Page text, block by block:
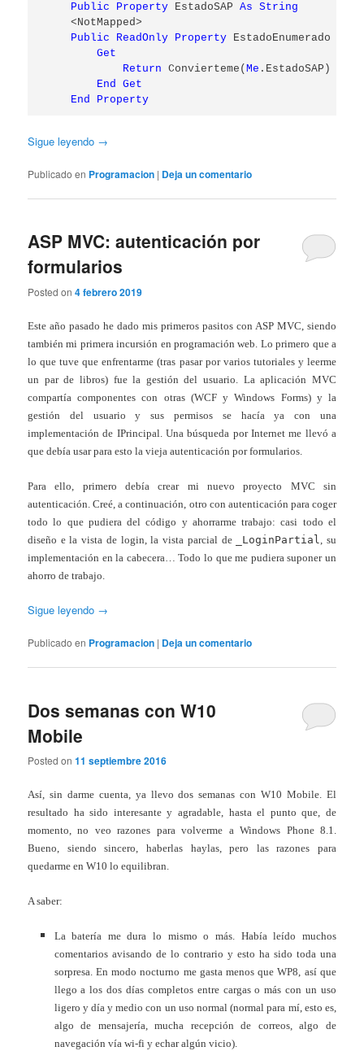
Public
Property EstadoSAP As
String
    <NotMapped>
Public
ReadOnly Property EstadoEnumerado
Get
Return Convierteme(Me .EstadoSAP)
End
Get
End
Property
Sigue leyendo →
Publicado en Programacion | Deja un comentario
ASP MVC: autenticación por
formularios
Posted on4 febrero 2019
Este año pasado he dado mis primeros pasitos con ASP MVC, siendo
también mi primera incursión en programación web. Lo primero que a
lo que tuve que enfrentarme (tras pasar por varios tutoriales y leerme
un par de libros) fue la gestión del usuario. La aplicación MVC
compartía componentes con otras (WCF y Windows Forms) y la
gestión del usuario y sus permisos se hacía ya con una
implementación de IPrincipal. Una búsqueda por Internet me llevó a
que debía usar para esto la vieja autenticación por formularios.
Para ello, primero debía crear mi nuevo proyecto MVC sin
autenticación. Creé, a continuación, otro con autenticación para coger
todo lo que pudiera del código y ahorrarme trabajo: casi todo el
diseño e la vista de login, la vista parcial de
_LoginPartial, su
implementación en la cabecera… Todo lo que me pudiera suponer un
ahorro de trabajo.
Sigue leyendo →
Publicado en Programacion | Deja un comentario
Dos semanas con W10
Mobile
Posted on11 septiembre 2016
Así, sin darme cuenta, ya llevo dos semanas con W10 Mobile. El
resultado ha sido interesante y agradable, hasta el punto que, de
momento, no veo razones para volverme a Windows Phone 8.1.
Bueno, siendo sincero, haberlas haylas, pero las razones para
quedarme en W10 lo equilibran.
A saber:
La batería me dura lo mismo o más. Había leído muchos
comentarios avisando de lo contrario y esto ha sido toda una
sorpresa. En modo nocturno me gasta menos que WP8, así que
llego a los dos días completos entre cargas o más con un uso
ligero y día y medio con un uso normal (normal para mí, esto es,
algo de mensajería, mucha recepción de correos, algo de
navegación vía wi-fi y echar algún vicio).